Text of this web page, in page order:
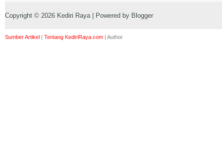
Copyright © 2026 Kediri Raya | Powered by Blogger
Sumber Artikel | Tentang KediriRaya.com | Author